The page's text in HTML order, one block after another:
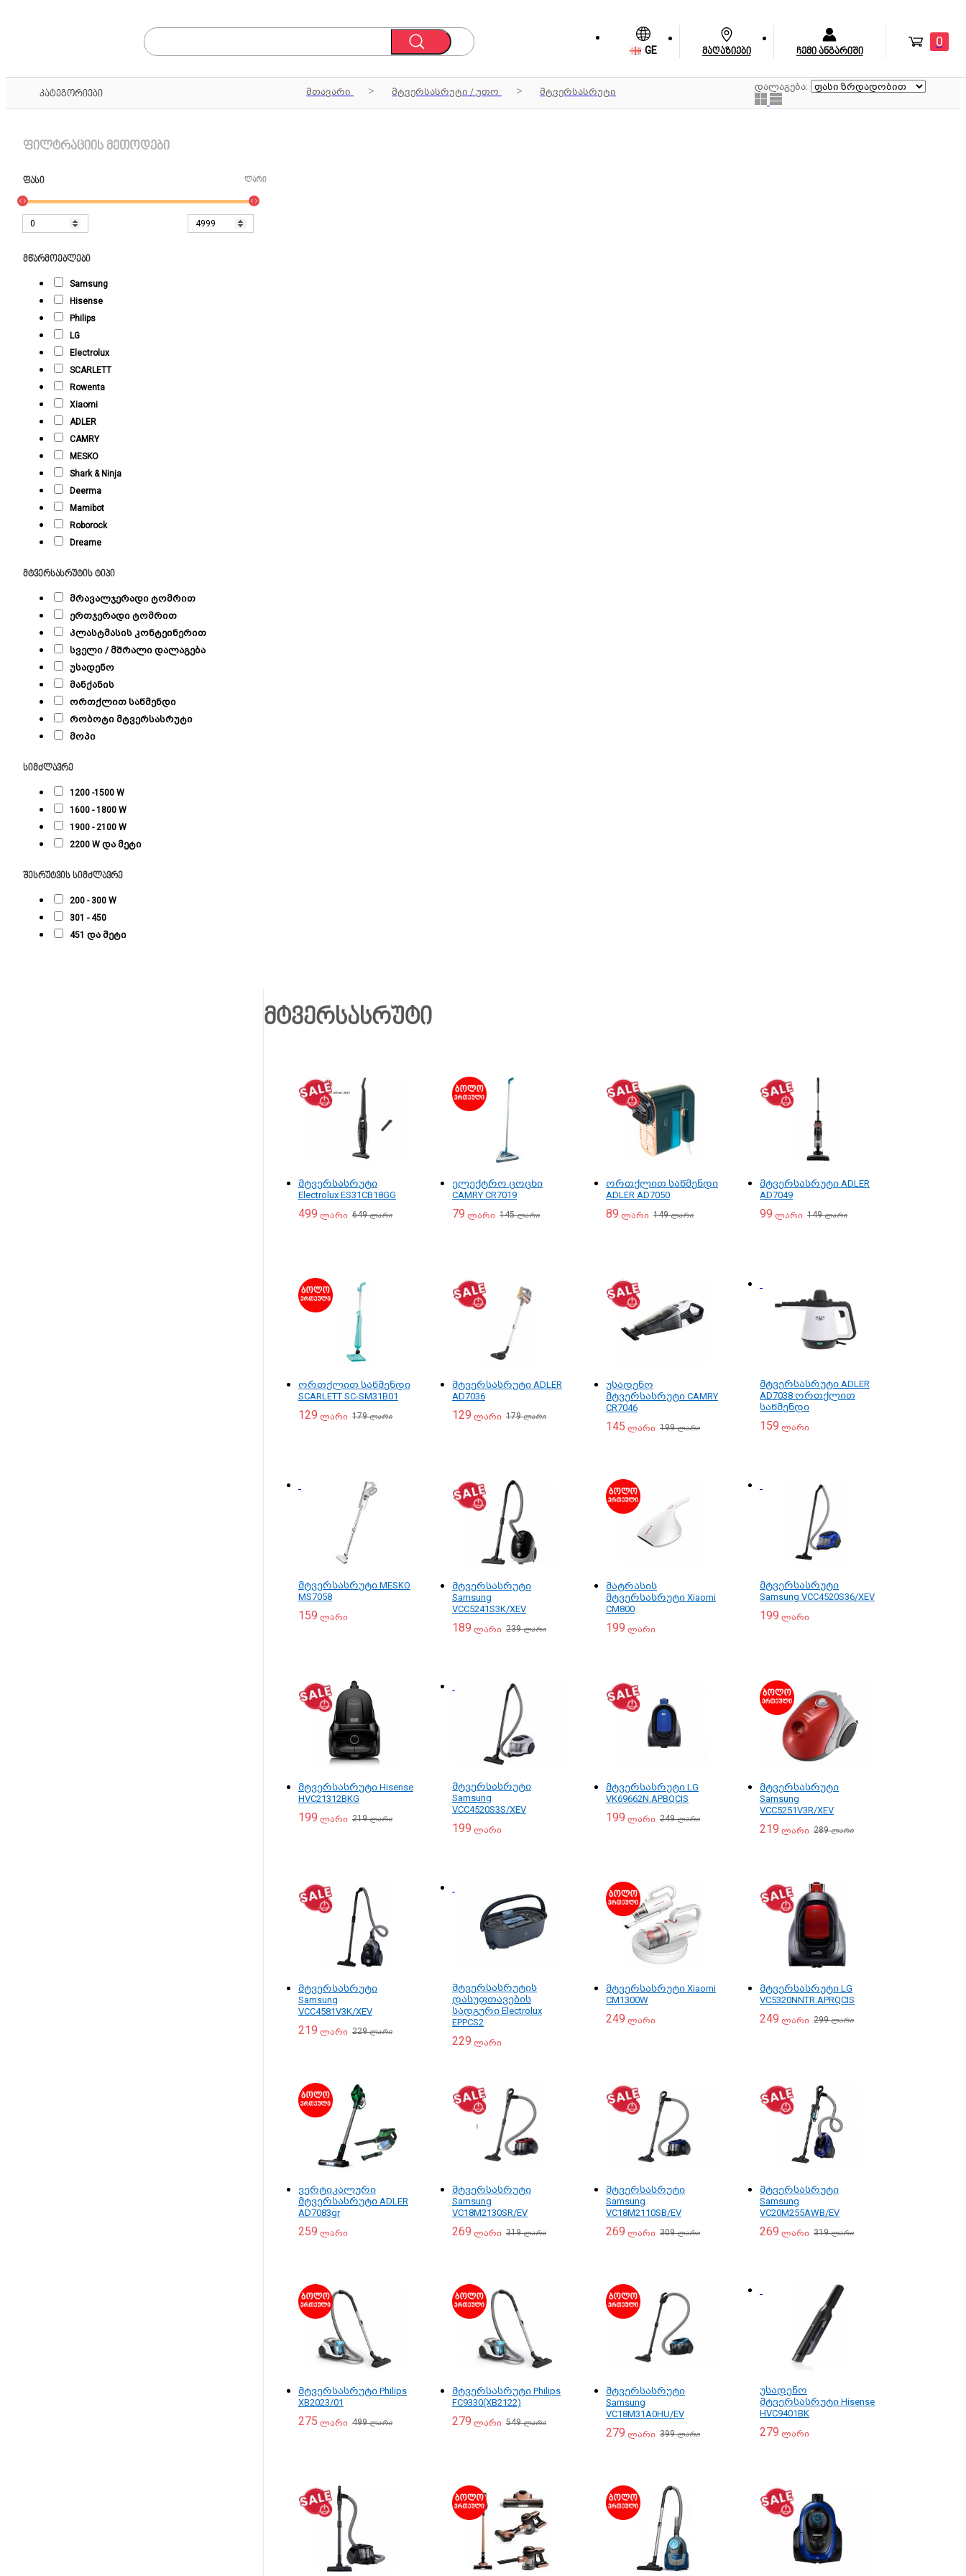
GE მაღაზიები ჩემი ანგარიში
0
კატეგორიები მთავარი მტვერსასრუტი / უთო მტვერსასრუტი
დალაგება:
ფილტრაციის მეთოდები
ფასი ლარი
მწარმოებლები
Samsung
Hisense
Philips
LG
Electrolux
SCARLETT
Rowenta
Xiaomi
ADLER
CAMRY
MESKO
Shark & Ninja
Deerma
Mamibot
Roborock
Dreame
მტვერსასრუტის ტიპი
მრავალჯერადი ტომრით
ერთჯერადი ტომრით
პლასტმასის კონტეინერით
სველი / მშრალი დალაგება
უსადენო
მანქანის
ორთქლით საწმენდი
რობოტი მტვერსასრუტი
მოპი
სიმძლავრე
1200 -1500 W
1600 - 1800 W
1900 - 2100 W
2200 W და მეტი
შესრუტვის სიმძლავრე
200 - 300 W
301 - 450
451 და მეტი
მტვერსასრუტი
მტვერსასრუტი
Electrolux ES31CB18GG
499 ლარი 649ლარი
ელექტრო ცოცხი
CAMRY CR7019
79 ლარი 145ლარი
ორთქლით საწმენდი
ADLER AD7050
89 ლარი 149ლარი
მტვერსასრუტი ADLER
AD7049
99 ლარი 149ლარი
ორთქლით საწმენდი
SCARLETT SC-SM31B01
129 ლარი 179ლარი
მტვერსასრუტი ADLER
AD7036
129 ლარი 179ლარი
უსადენო
მტვერსასრუტი CAMRY
CR7046
145 ლარი 199ლარი
მტვერსასრუტი ADLER
AD7038 ორთქლით
საწმენდი
159 ლარი
მტვერსასრუტი MESKO
MS7058
159 ლარი
მტვერსასრუტი
Samsung
VCC5241S3K/XEV
189 ლარი 239ლარი
მატრასის
მტვერსასრუტი Xiaomi
CM800
199 ლარი
მტვერსასრუტი
Samsung VCC4520S36/XEV
199 ლარი
მტვერსასრუტი Hisense
HVC21312BKG
199 ლარი 219ლარი
მტვერსასრუტი
Samsung
VCC4520S3S/XEV
199 ლარი
მტვერსასრუტი LG
VK69662N.APBQCIS
199 ლარი 249ლარი
მტვერსასრუტი
Samsung
VCC5251V3R/XEV
219 ლარი 289ლარი
მტვერსასრუტი
Samsung
VCC4581V3K/XEV
219 ლარი 229ლარი
მტვერსასრუტის
დასუფთავების
სადგური Electrolux
EPPCS2
229 ლარი
მტვერსასრუტი Xiaomi
CM1300W
249 ლარი
მტვერსასრუტი LG
VC5320NNTR.APRQCIS
249 ლარი 299ლარი
ვერტიკალური
მტვერსასრუტი ADLER
AD7083gr
259 ლარი
მტვერსასრუტი
Samsung
VC18M2130SR/EV
269 ლარი 319ლარი
მტვერსასრუტი
Samsung
VC18M2110SB/EV
269 ლარი 309ლარი
მტვერსასრუტი
Samsung
VC20M255AWB/EV
269 ლარი 319ლარი
მტვერსასრუტი Philips
XB2023/01
275 ლარი 499ლარი
მტვერსასრუტი Philips
FC9330(XB2122)
279 ლარი 549ლარი
მტვერსასრუტი
Samsung
VC18M31A0HU/EV
279 ლარი 399ლარი
უსადენო
მტვერსასრუტი Hisense
HVC9401BK
279 ლარი